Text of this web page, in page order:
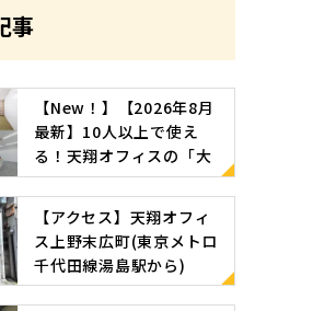
事
【New！】【2026年8月
最新】10人以上で使え
る！天翔オフィスの「大
部屋特集」
【アクセス】天翔オフィ
ス上野末広町(東京メトロ
千代田線湯島駅から)